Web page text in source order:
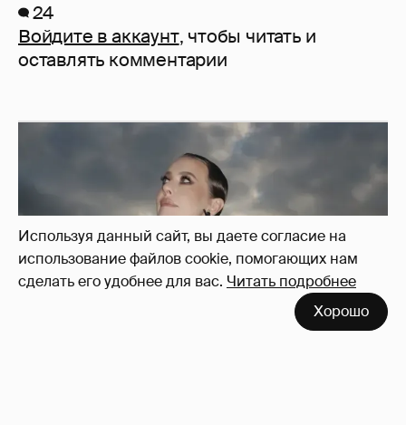
Используя данный сайт, вы даете согласие на
использование файлов cookie, помогающих нам
сделать его удобнее для вас. Читать подробнее
Хорошо
24
Войдите в аккаунт, чтобы читать и
оставлять комментарии